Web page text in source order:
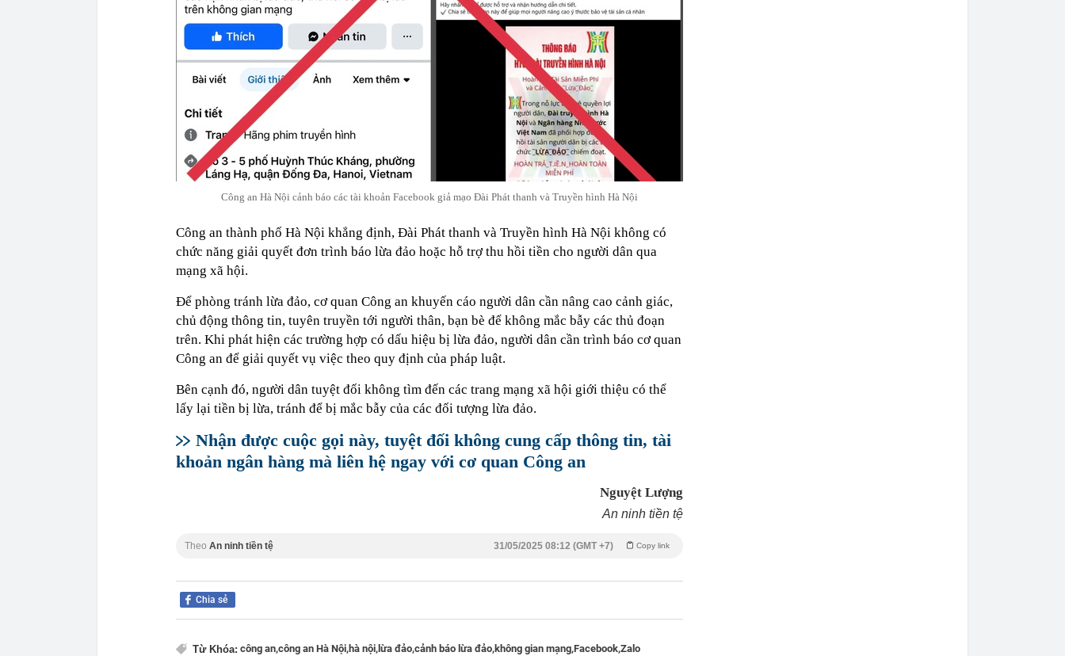
Công an Hà Nội cảnh báo các tài khoản Facebook giả mạo Đài Phát thanh và Truyền hình Hà Nội
Công an thành phố Hà Nội khẳng định, Đài Phát thanh và Truyền hình Hà Nội không có
chức năng giải quyết đơn trình báo lừa đảo hoặc hỗ trợ thu hồi tiền cho người dân qua
mạng xã hội.
Để phòng tránh lừa đảo, cơ quan Công an khuyến cáo người dân cần nâng cao cảnh giác,
chủ động thông tin, tuyên truyền tới người thân, bạn bè để không mắc bẫy các thủ đoạn
trên. Khi phát hiện các trường hợp có dấu hiệu bị lừa đảo, người dân cần trình báo cơ quan
Công an để giải quyết vụ việc theo quy định của pháp luật.
Bên cạnh đó, người dân tuyệt đối không tìm đến các trang mạng xã hội giới thiệu có thể
lấy lại tiền bị lừa, tránh để bị mắc bẫy của các đối tượng lừa đảo.
Nhận được cuộc gọi này, tuyệt đối không cung cấp thông tin, tài
khoản ngân hàng mà liên hệ ngay với cơ quan Công an
Nguyệt Lượng
An ninh tiền tệ
Theo An ninh tiền tệ Copy link
31/05/2025 08:12 (GMT +7)
Chia sẻ
Từ Khóa: công an,công an Hà Nội,hà nội,lừa đảo,cảnh báo lừa đảo,không gian mạng,Facebook,Zalo